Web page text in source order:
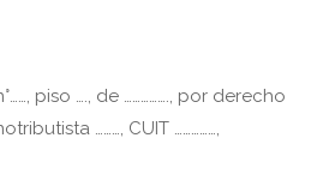
piso …., de ……………., por derecho
………, CUIT ……………,